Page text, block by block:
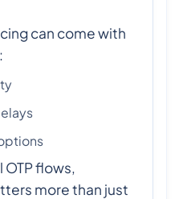
can come with
flows,
more than just